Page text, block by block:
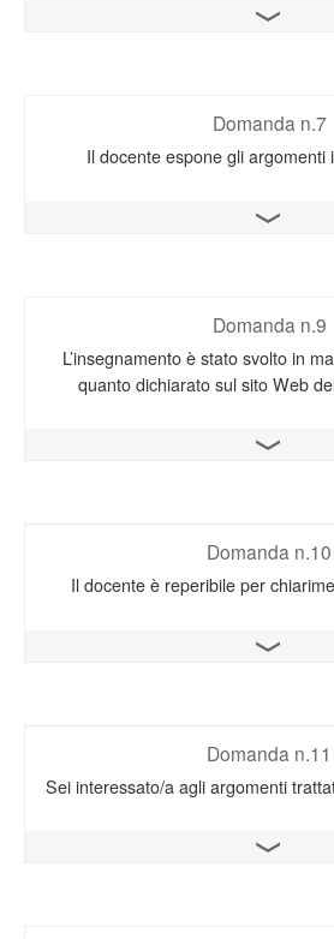
Apri il grafico
Domanda n.7
Il docente espone gli argomenti
Apri il grafico
Domanda n.9
L’insegnamento è stato svolto in
quanto dichiarato sul sito Web
Apri il grafico
Domanda n.10
Il docente è reperibile per
Apri il grafico
Domanda n.11
Sei interessato/a agli argomenti
Apri il grafico